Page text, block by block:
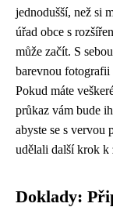
jednodušší, než si
úřad obce s
může začít. S
barevnou fotografii
Pokud máte
průkaz vám bude
abyste se s
udělali další krok k
Doklady: